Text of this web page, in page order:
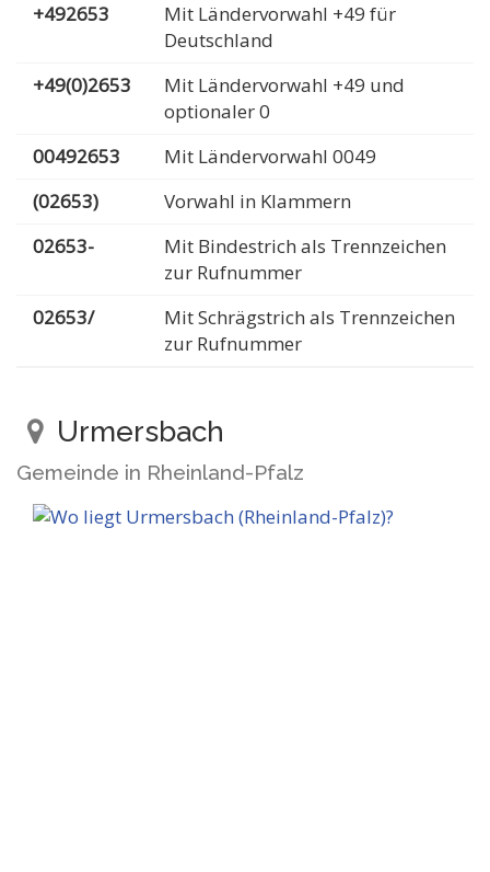
+492653
Mit Ländervorwahl +49 für
Deutschland
+49(0)2653
Mit Ländervorwahl +49 und
optionaler 0
00492653
Mit Ländervorwahl 0049
(02653)
Vorwahl in Klammern
02653-
Mit Bindestrich als Trennzeichen
zur Rufnummer
02653/
Mit Schrägstrich als Trennzeichen
zur Rufnummer
Urmersbach
Gemeinde in Rheinland-Pfalz